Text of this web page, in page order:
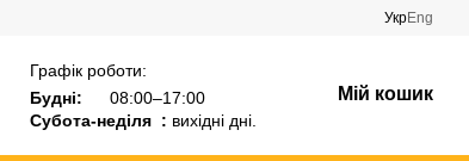
УкрEng
Графік роботи:
Будні:
08:00–17:00
Субота-неділя : вихідні дні.
Мій кошик